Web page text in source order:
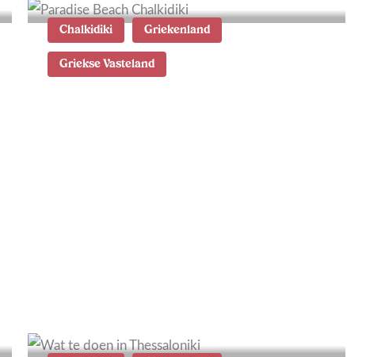
Chalkidiki Griekenland
Griekse Vasteland